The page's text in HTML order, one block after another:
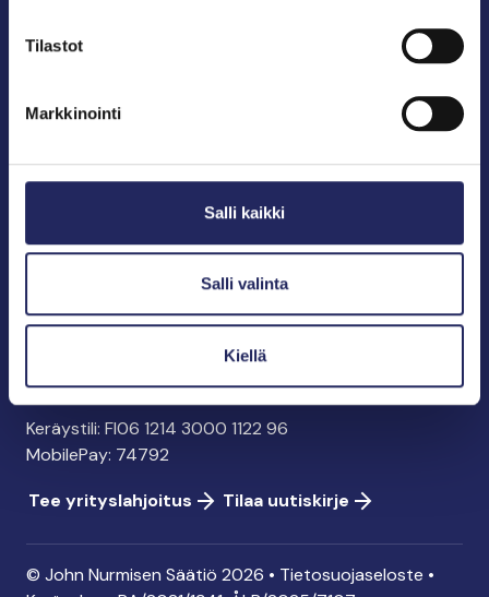
Tilastot
Markkinointi
Salli kaikki
Salli valinta
Kiellä
John Nurmisen Säätiö on Itämeren suojelija, meren
info@jnfoundation.fi
Kaikki yhteystiedot
Tee lahjoitus
Keräystili: FI06 1214 3000 1122 96
MobilePay: 74792
Tee yrityslahjoitus
Tilaa uutiskirje
© John Nurmisen Säätiö 2026 • Tietosuojaseloste •